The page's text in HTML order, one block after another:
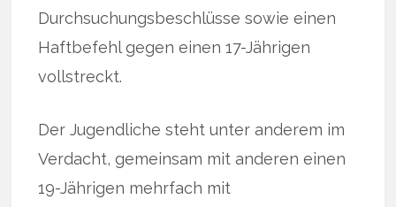
Durchsuchungsbeschlüsse sowie einen
Haftbefehl gegen einen 17-Jährigen
vollstreckt.
Der Jugendliche steht unter anderem im
Verdacht, gemeinsam mit anderen einen
19-Jährigen mehrfach mit